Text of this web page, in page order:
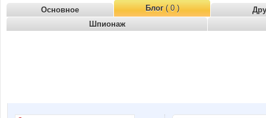
Основное Блог( 0 )
Шпионаж